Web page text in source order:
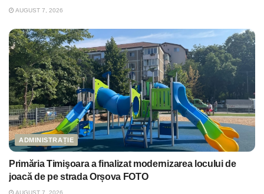
AUGUST 7, 2026
ADMINISTRAȚIE
Primăria Timişoara a finalizat modernizarea locului de
joacă de pe strada Orșova FOTO
AUGUST 7, 2026